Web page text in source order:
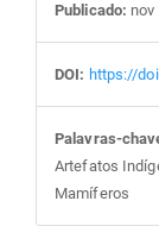
Publicado: nov
DOI: https://
Palavras-
Artefatos
Mamíferos